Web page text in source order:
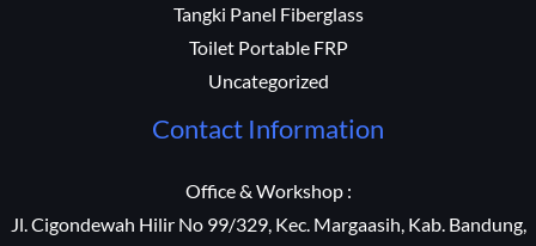
Tangki Panel Fiberglass
Toilet Portable FRP
Uncategorized
Contact Information
Office & Workshop :
Jl. Cigondewah Hilir No 99/329, Kec. Margaasih, Kab. Bandung,